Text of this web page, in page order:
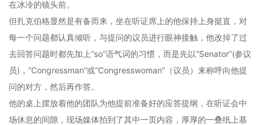
在冰冷的镜头前。
但扎克伯格显然是有备而来，坐在听证席上的他保持上身挺直，对
每一个问题都认真倾听，与提问的议员进行眼神接触，他改掉了过
去回答问题时都先加上“so”语气词的习惯，而是先以“Senator”(参议
员)，“Congressman”或“Congresswoman”（议员）来称呼向他提
问的对方，然后再作答。
他的桌上摆放着他的团队为他提前准备好的应答提纲，在听证会中
场休息的间隙，现场媒体拍到了其中一页内容，厚厚的一叠纸上基